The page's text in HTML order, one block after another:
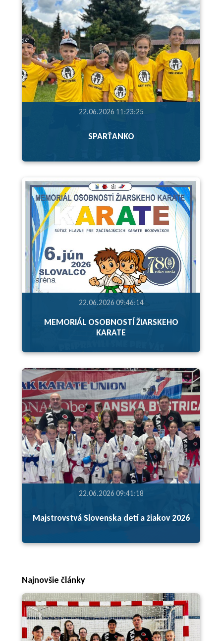
22.06.2026 11:23:25
SPARŤANKO
22.06.2026 09:46:14
MEMORIÁL OSOBNOSTÍ ŽIARSKEHO
KARATE
22.06.2026 09:41:18
Majstrovstvá Slovenska detí a žiakov 2026
Najnovšie články